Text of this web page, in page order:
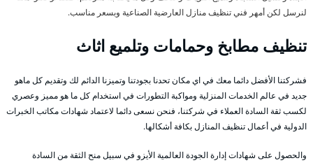
لنرسل لكن أمهر فني تنظيف منازل العارضية الصناعية وبسعر مناسب.
تنظيف مطابخ وحمامات وتلميع اثاث
فشركتنا الأفضل دائما معك في اي مكان تحدنا بجودتنا وتميزنا الدائم لك وتقديم كل ماهو
جديد في عالم الخدمات المنزلية ومواكبة التطورات في استخدام كل ما هو مميز وعصري
لكسب ثقة السادة العملاء في شركتنا، فنحن نسعى دائما لاعتماد شهادات مكاتب الخبرات
الدولية في أعمال تنظيف المنازل بكافة أشكالها.
والحصول على شهادات إدارة الجودة العالمية الأيزو في سبيل منح الثقة من السادة